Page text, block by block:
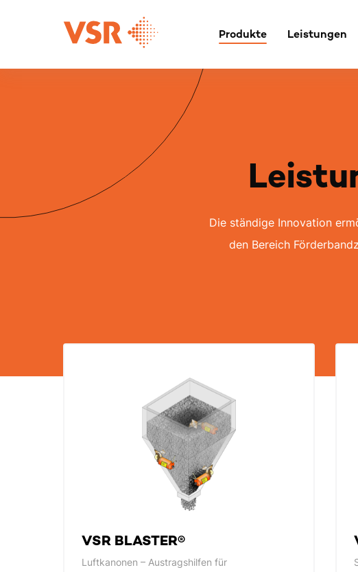
Produkte Leistungen
Die ständige Innovation
den Bereich
VSR BLASTER®
Luftkanonen – Austragshilfen für